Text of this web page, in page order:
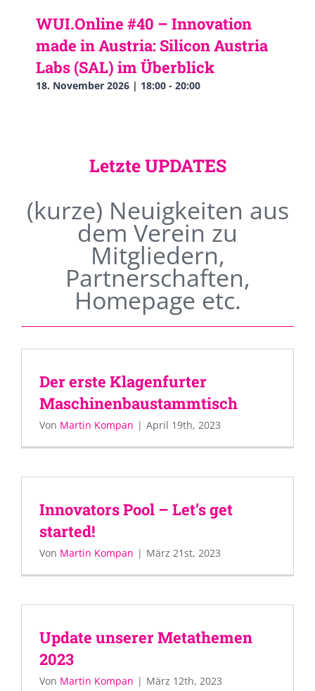
WUI.Online #40 – Innovation
made in Austria: Silicon Austria
Labs (SAL) im Überblick
18. November 2026 | 18:00 - 20:00
Letzte UPDATES
(kurze) Neuigkeiten aus
dem Verein zu
Mitgliedern,
Partnerschaften,
Homepage etc.
Der erste Klagenfurter
Maschinenbaustammtisch
Von Martin Kompan | April 19th, 2023
Innovators Pool – Let’s get
started!
Von Martin Kompan | März 21st, 2023
Update unserer Metathemen
2023
Von Martin Kompan | März 12th, 2023